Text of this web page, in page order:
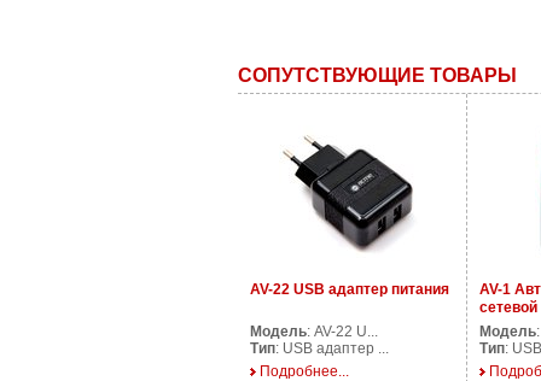
СОПУТСТВУЮЩИЕ ТОВАРЫ
AV-22 USB адаптер питания
Модель: AV-22 U...
Тип: USB адаптер ...
Подробнее...
AV-1
питания
Модель
Тип: